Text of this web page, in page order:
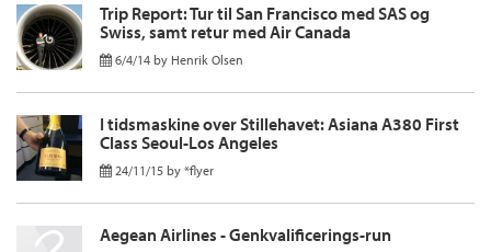
Trip Report: Tur til San Francisco med SAS og
Swiss, samt retur med Air Canada
6/4/14 by Henrik Olsen
I tidsmaskine over Stillehavet: Asiana A380 First
Class Seoul-Los Angeles
24/11/15 by *flyer
Aegean Airlines - Genkvalificerings-run